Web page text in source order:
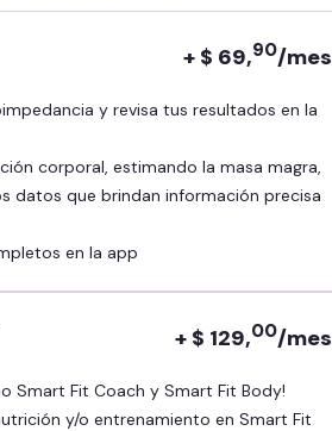
+ $ 69,90/mes
corporal, estimando la masa magra,
datos que brindan información precisa
en la app
+ $ 129,00/mes
y/o entrenamiento en Smart Fit